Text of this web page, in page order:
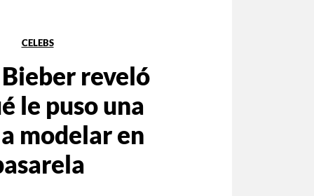
CELEBS
reveló
le puso una
modelar en